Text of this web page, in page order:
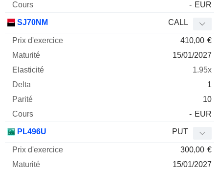
- EUR
SJ70NM CALL
410,00 €
15/01/2027
1.95x
1
10
- EUR
PL496U PUT
300,00 €
15/01/2027